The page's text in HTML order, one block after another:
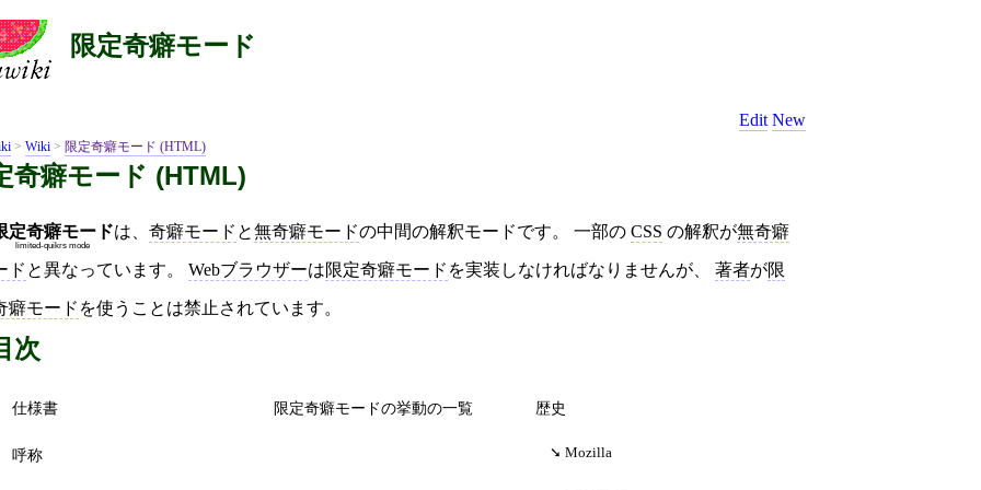
限定奇癖モード
Edit New
> Wiki > 限定奇癖モード (HTML)
奇癖モード (HTML)
定奇癖モード
limited-quikrs mode
は、 奇癖モード と無奇癖モードの中間の解釈モードです。 一部の CSS の解釈が無奇癖
ド と異なっています。 Webブラウザーは限定奇癖モード を実装しなければなりませんが、 著者が限
癖モード を使うことは禁止されています。
次
仕様書
呼称
限定奇癖モードの挙動の一覧 歴史
Mozilla